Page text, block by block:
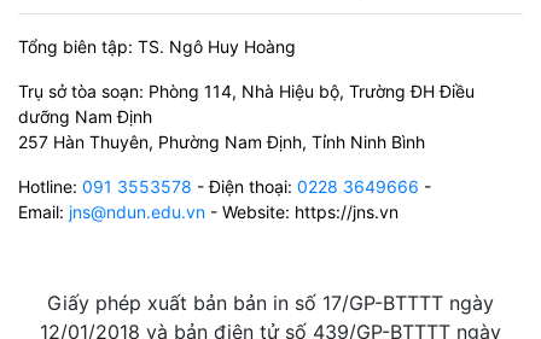
Tổng biên tập: TS. Ngô Huy Hoàng
Trụ sở tòa soạn: Phòng 114, Nhà Hiệu bộ, Trường ĐH Điều
dưỡng Nam Định
257 Hàn Thuyên, Phường Nam Định, Tỉnh Ninh Bình
Hotline: 091 3553578 - Điện thoại: 0228 3649666 -
Email: jns@ndun.edu.vn - Website: https://jns.vn
Giấy phép xuất bản bản in số 17/GP-BTTTT ngày
12/01/2018 và bản điện tử số 439/GP-BTTTT ngày